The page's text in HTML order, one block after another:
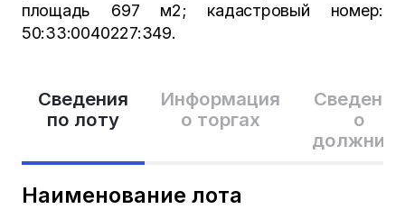
Сведения
по лоту
Информация
о торгах
Сведения
о
Наименование лота
площадь 697 м2; кадастровый номер:
50:33:0040227:349.